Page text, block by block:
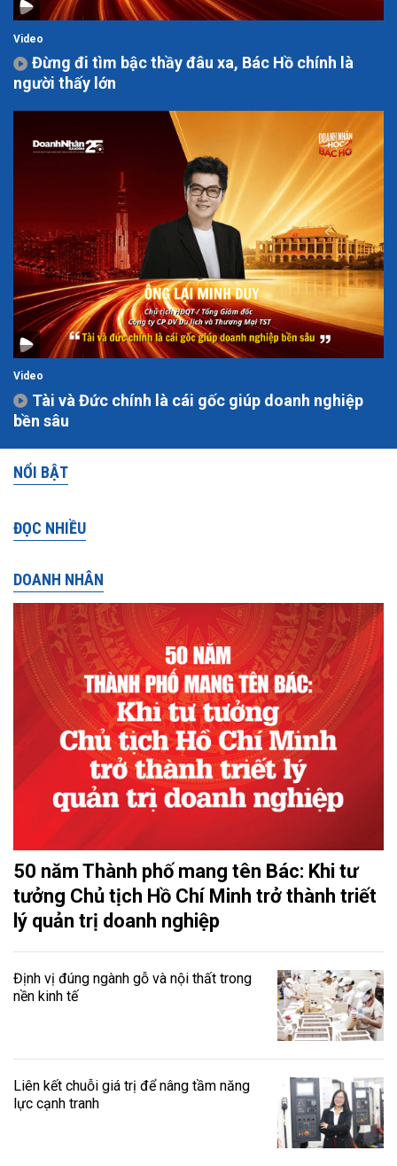
Video
Đừng đi tìm bậc thầy đâu xa, Bác Hồ chính là
người thấy lớn
Video
Tài và Đức chính là cái gốc giúp doanh nghiệp
bền sâu
NỔI BẬT
ĐỌC NHIỀU
DOANH NHÂN
50 năm Thành phố mang tên Bác: Khi tư
tưởng Chủ tịch Hồ Chí Minh trở thành triết
lý quản trị doanh nghiệp
Định vị đúng ngành gỗ và nội thất trong
nền kinh tế
Liên kết chuỗi giá trị để nâng tầm năng
lực cạnh tranh